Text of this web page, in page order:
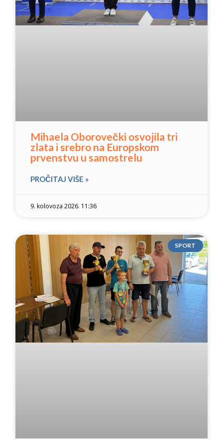
Mihaela Oborovečki osvojila tri
zlata i srebro na Europskom
prvenstvu u samostrelu
PROČITAJ VIŠE »
9. kolovoza 2026. 11:36
SPORT